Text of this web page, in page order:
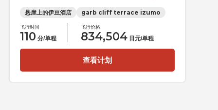
悬崖上的伊豆酒店 garb cliff terrace izumo
飞行时间
110 分/单程
飞行价格
834,504 日元/单程
查看计划